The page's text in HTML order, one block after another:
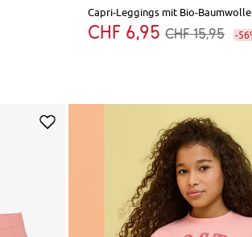
Capri-Leggings mit Bio-Baumwolle
CHF 6,95 CHF 15,95 -